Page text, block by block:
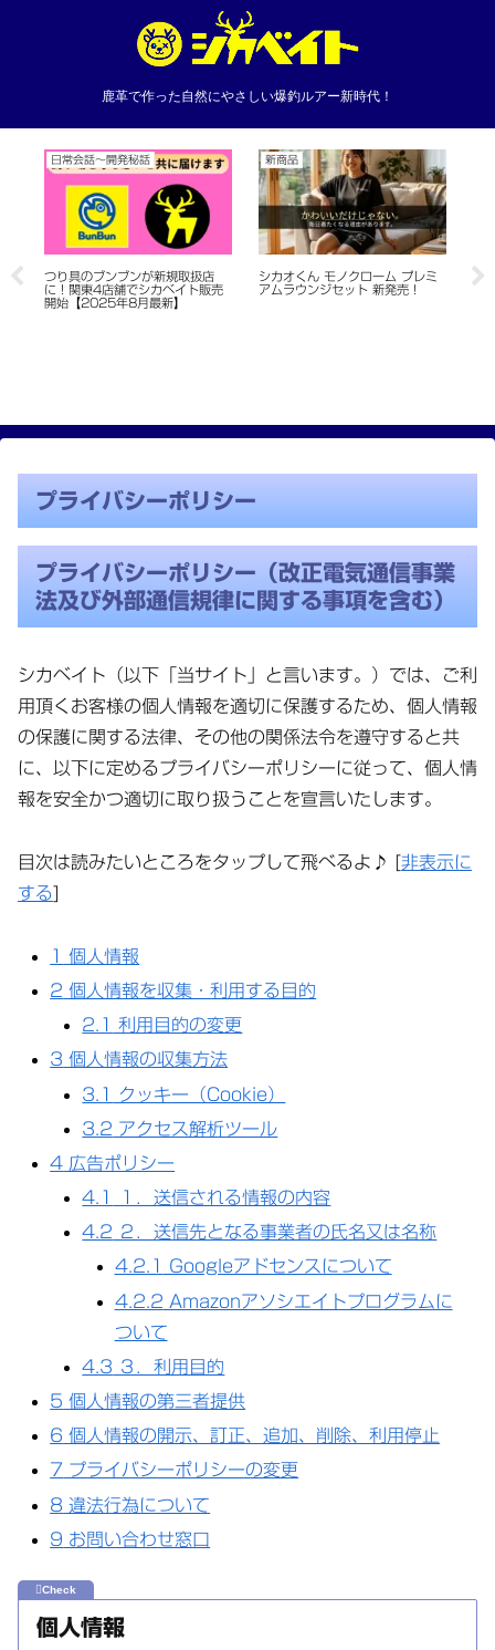
鹿革で作った自然にやさしい爆釣ルアー新時代！
日常会話〜開発秘話
つり具のブンブンが新規取扱店
に！関東4店舗でシカベイト販売
開始【2025年8月最新】
新商品
シカオくん モノクローム プレミ
アムラウンジセット 新発売！
【
プライバシーポリシー
プライバシーポリシー（改正電気通信事業
法及び外部通信規律に関する事項を含む）
シカベイト（以下「当サイト」と言います。）では、ご利
用頂くお客様の個人情報を適切に保護するため、個人情報
の保護に関する法律、その他の関係法令を遵守すると共
に、以下に定めるプライバシーポリシーに従って、個人情
報を安全かつ適切に取り扱うことを宣言いたします。
目次は読みたいところをタップして飛べるよ♪ [非表示に
する]
1
個人情報
2 個人情報を収集・利用する目的
2.1
利用目的の変更
3 個人情報の収集方法
3.1
クッキー（Cookie）
3.2 アクセス解析ツール
4 広告ポリシー
4.1
１．送信される情報の内容
4.2 ２．送信先となる事業者の氏名又は名称
4.2.1
Googleアドセンスについて
4.2.2 Amazonアソシエイトプログラムに
ついて
4.3 ３．利用目的
5 個人情報の第三者提供
6 個人情報の開示、訂正、追加、削除、利用停止
7 プライバシーポリシーの変更
8 違法行為について
9 お問い合わせ窓口
個人情報